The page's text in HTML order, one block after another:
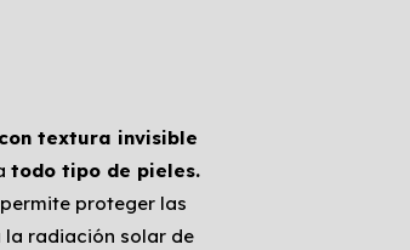
textura invisible
todo tipo de pieles.
proteger las
la radiación solar de